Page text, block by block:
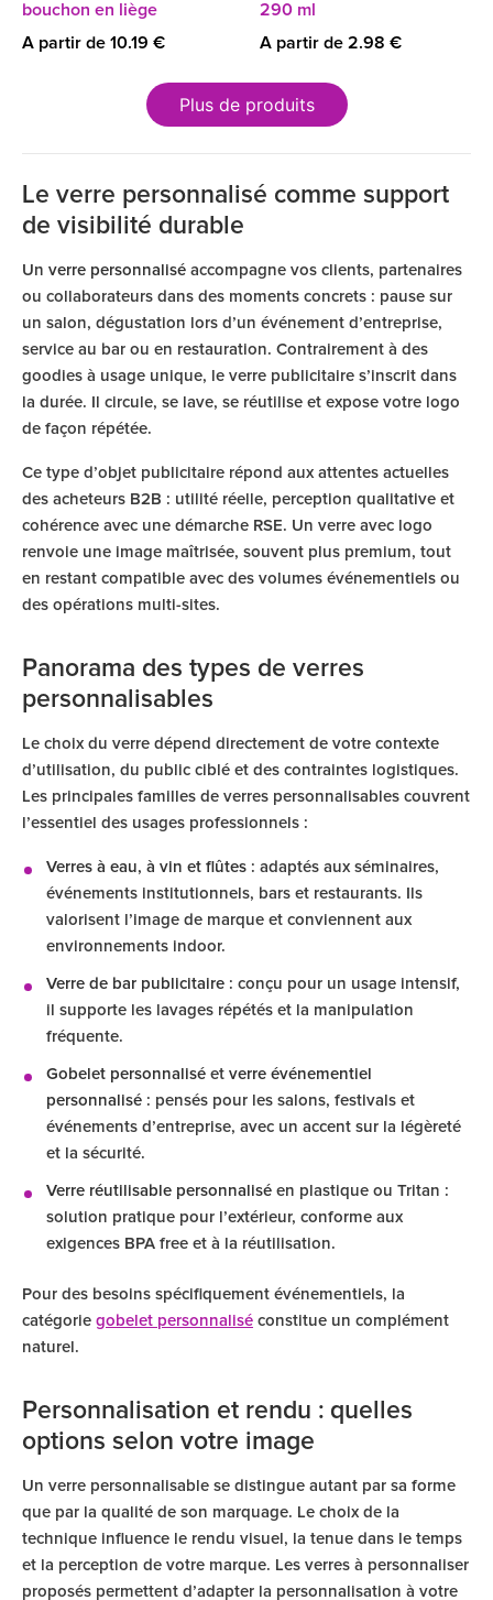
bouchon en liège
A partir de 10.19 €
290 ml
A partir de 2.98 €
Plus de produits
Le verre personnalisé comme support
de visibilité durable
Un verre personnalisé accompagne vos clients, partenaires
ou collaborateurs dans des moments concrets : pause sur
un salon, dégustation lors d’un événement d’entreprise,
service au bar ou en restauration. Contrairement à des
goodies à usage unique, le verre publicitaire s’inscrit dans
la durée. Il circule, se lave, se réutilise et expose votre logo
de façon répétée.
Ce type d’objet publicitaire répond aux attentes actuelles
des acheteurs B2B : utilité réelle, perception qualitative et
cohérence avec une démarche RSE. Un verre avec logo
renvoie une image maîtrisée, souvent plus premium, tout
en restant compatible avec des volumes événementiels ou
des opérations multi-sites.
Panorama des types de verres
personnalisables
Le choix du verre dépend directement de votre contexte
d’utilisation, du public ciblé et des contraintes logistiques.
Les principales familles de verres personnalisables couvrent
l’essentiel des usages professionnels :
Verres à eau, à vin et flûtes : adaptés aux séminaires,
événements institutionnels, bars et restaurants. Ils
valorisent l’image de marque et conviennent aux
environnements indoor.
Verre de bar publicitaire : conçu pour un usage intensif,
il supporte les lavages répétés et la manipulation
fréquente.
Gobelet personnalisé et verre événementiel
personnalisé : pensés pour les salons, festivals et
événements d’entreprise, avec un accent sur la légèreté
et la sécurité.
Verre réutilisable personnalisé en plastique ou Tritan :
solution pratique pour l’extérieur, conforme aux
exigences BPA free et à la réutilisation.
Pour des besoins spécifiquement événementiels, la
catégorie gobelet personnalisé constitue un complément
naturel.
Personnalisation et rendu : quelles
options selon votre image
Un verre personnalisable se distingue autant par sa forme
que par la qualité de son marquage. Le choix de la
technique influence le rendu visuel, la tenue dans le temps
et la perception de votre marque. Les verres à personnaliser
proposés permettent d’adapter la personnalisation à votre